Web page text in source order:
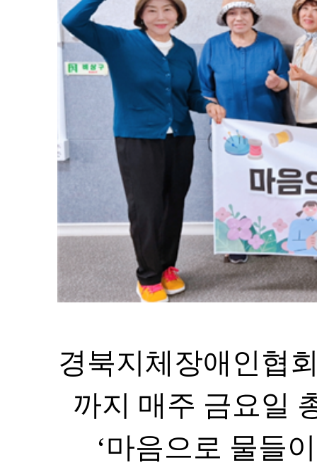
경북지체장애인협
까지 매주 금요일
‘마음으로 물들